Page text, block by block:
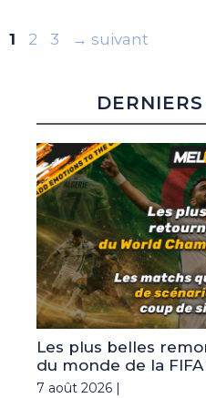
Page
1 Page
2 Page
3 → suivant
Les plus belles
du monde de la
7 août 2026 |